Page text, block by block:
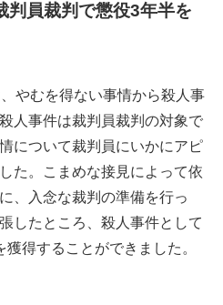
員裁判で懲役3年半を
やむを得ない事情から殺人事
人事件は裁判員裁判の対象で
について裁判員にいかにアピ
た。こまめな接見によって依
、入念な裁判の準備を行っ
したところ、殺人事件として
得することができました。